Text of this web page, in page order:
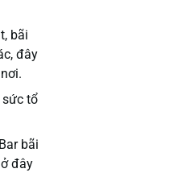
bãi
đây
sức tổ
bãi
đây